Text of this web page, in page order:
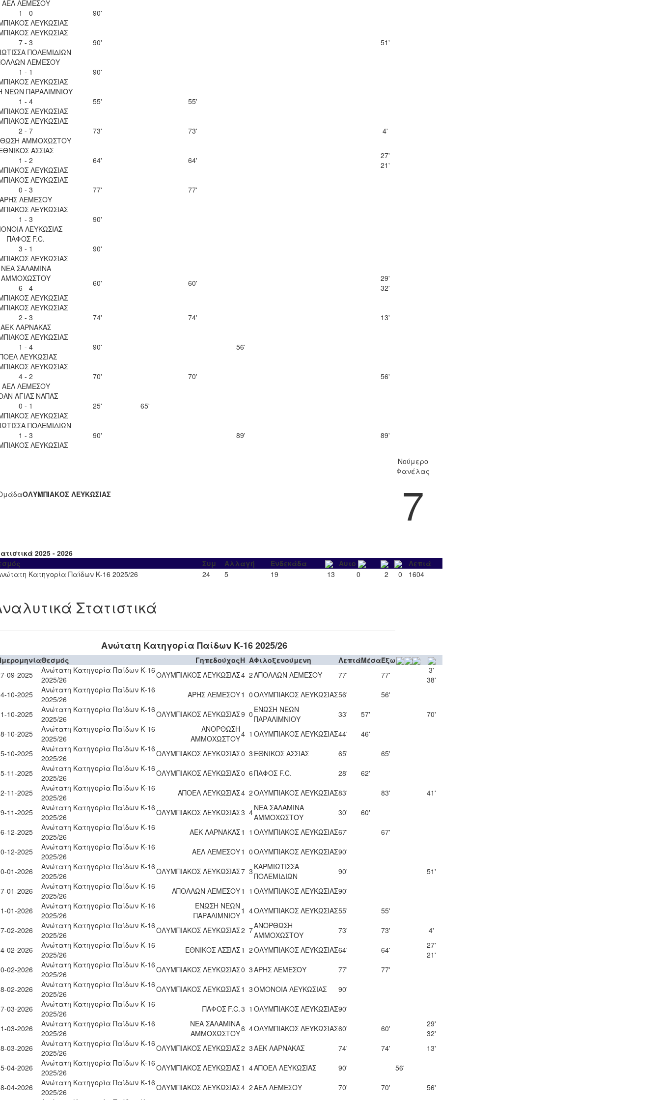
ΑΕΛ ΛΕΜΕΣΟΥ
1 - 0
ΛΕΥΚΩΣΙΑΣ
90'
ΛΕΥΚΩΣΙΑΣ
7 - 3
ΠΟΛΕΜΙΔΙΩΝ
90'
51'
ΛΕΜΕΣΟΥ
1 - 1
ΛΕΥΚΩΣΙΑΣ
90'
ΝΕΩΝ ΠΑΡΑΛΙΜΝΙΟΥ
1 - 4
ΛΕΥΚΩΣΙΑΣ
55'
55'
ΛΕΥΚΩΣΙΑΣ
2 - 7
ΑΜΜΟΧΩΣΤΟΥ
73' 73'
4'
ΑΣΣΙΑΣ
1 - 2
ΛΕΥΚΩΣΙΑΣ
64' 64'
27'
21'
ΛΕΥΚΩΣΙΑΣ
0 - 3
ΑΡΗΣ ΛΕΜΕΣΟΥ
77'
77'
ΛΕΥΚΩΣΙΑΣ
1 - 3
ΛΕΥΚΩΣΙΑΣ
90'
ΠΑΦΟΣ F.C.
3 - 1
ΛΕΥΚΩΣΙΑΣ
90'
ΝΕΑ ΣΑΛΑΜΙΝΑ
ΑΜΜΟΧΩΣΤΟΥ
6 - 4
ΛΕΥΚΩΣΙΑΣ
60' 60'
29'
32'
ΛΕΥΚΩΣΙΑΣ
2 - 3
ΑΕΚ ΛΑΡΝΑΚΑΣ
74' 74'
13'
ΛΕΥΚΩΣΙΑΣ
1 - 4
ΛΕΥΚΩΣΙΑΣ
90'
56'
ΛΕΥΚΩΣΙΑΣ
4 - 2
ΑΕΛ ΛΕΜΕΣΟΥ
70' 70'
56'
ΑΓΙΑΣ ΝΑΠΑΣ
0 - 1
ΛΕΥΚΩΣΙΑΣ
25'
65'
ΠΟΛΕΜΙΔΙΩΝ
1 - 3
ΛΕΥΚΩΣΙΑΣ
90' 89' 89'
ΟΛΥΜΠΙΑΚΟΣ ΛΕΥΚΩΣΙΑΣ
Νούμερο
Φανέλας
7
2025 - 2026
Συμ Αλλαγή Ενδεκάδα Αυτο
Λεπτά
Κατηγορία Παίδων Κ-16 2025/26
24 5 19 13 0 2 0 1604
Στατιστικά
Ανώτατη Κατηγορία Παίδων Κ-16 2025/26
Θεσμός ΓηπεδούχοςH AΦιλοξενούμενη ΛεπτάΜέσαΈξω
09-2025
Ανώτατη Κατηγορία Παίδων Κ-16
2025/26
ΟΛΥΜΠΙΑΚΟΣ ΛΕΥΚΩΣΙΑΣ4 2ΑΠΟΛΛΩΝ ΛΕΜΕΣΟΥ 77' 77'
3'
38'
10-2025
Ανώτατη Κατηγορία Παίδων Κ-16
2025/26
ΑΡΗΣ ΛΕΜΕΣΟΥ1 0ΟΛΥΜΠΙΑΚΟΣ ΛΕΥΚΩΣΙΑΣ56'
56'
10-2025
Ανώτατη Κατηγορία Παίδων Κ-16
2025/26
ΟΛΥΜΠΙΑΚΟΣ ΛΕΥΚΩΣΙΑΣ9 0 ΕΝΩΣΗ ΝΕΩΝ
ΠΑΡΑΛΙΜΝΙΟΥ
33' 57'
70'
10-2025
Ανώτατη Κατηγορία Παίδων Κ-16
2025/26
ΑΝΟΡΘΩΣΗ
ΑΜΜΟΧΩΣΤΟΥ4 1 ΟΛΥΜΠΙΑΚΟΣ ΛΕΥΚΩΣΙΑΣ44'
46'
10-2025
Ανώτατη Κατηγορία Παίδων Κ-16
2025/26
ΟΛΥΜΠΙΑΚΟΣ ΛΕΥΚΩΣΙΑΣ0 3 ΕΘΝΙΚΟΣ ΑΣΣΙΑΣ 65'
65'
11-2025
Ανώτατη Κατηγορία Παίδων Κ-16
2025/26
ΟΛΥΜΠΙΑΚΟΣ ΛΕΥΚΩΣΙΑΣ0 6ΠΑΦΟΣ F.C. 28'
62'
11-2025
Ανώτατη Κατηγορία Παίδων Κ-16
2025/26
ΑΠΟΕΛ ΛΕΥΚΩΣΙΑΣ4 2ΟΛΥΜΠΙΑΚΟΣ ΛΕΥΚΩΣΙΑΣ83' 83'
41'
11-2025
Ανώτατη Κατηγορία Παίδων Κ-16
2025/26
ΟΛΥΜΠΙΑΚΟΣ ΛΕΥΚΩΣΙΑΣ3 4ΝΕΑ ΣΑΛΑΜΙΝΑ
ΑΜΜΟΧΩΣΤΟΥ
30'
60'
12-2025
Ανώτατη Κατηγορία Παίδων Κ-16
2025/26
ΑΕΚ ΛΑΡΝΑΚΑΣ1 1 ΟΛΥΜΠΙΑΚΟΣ ΛΕΥΚΩΣΙΑΣ67'
67'
12-2025
Ανώτατη Κατηγορία Παίδων Κ-16
2025/26
ΑΕΛ ΛΕΜΕΣΟΥ1 0ΟΛΥΜΠΙΑΚΟΣ ΛΕΥΚΩΣΙΑΣ90'
01-2026
Ανώτατη Κατηγορία Παίδων Κ-16
2025/26
ΟΛΥΜΠΙΑΚΟΣ ΛΕΥΚΩΣΙΑΣ7 3 ΚΑΡΜΙΩΤΙΣΣΑ
ΠΟΛΕΜΙΔΙΩΝ
90'
51'
01-2026
Ανώτατη Κατηγορία Παίδων Κ-16
2025/26
ΑΠΟΛΛΩΝ ΛΕΜΕΣΟΥ1 1 ΟΛΥΜΠΙΑΚΟΣ ΛΕΥΚΩΣΙΑΣ90'
01-2026
Ανώτατη Κατηγορία Παίδων Κ-16
2025/26
ΕΝΩΣΗ ΝΕΩΝ
ΠΑΡΑΛΙΜΝΙΟΥ1 4ΟΛΥΜΠΙΑΚΟΣ ΛΕΥΚΩΣΙΑΣ55'
55'
02-2026
Ανώτατη Κατηγορία Παίδων Κ-16
2025/26
ΟΛΥΜΠΙΑΚΟΣ ΛΕΥΚΩΣΙΑΣ2 7ΑΝΟΡΘΩΣΗ
ΑΜΜΟΧΩΣΤΟΥ
73' 73'
4'
02-2026
Ανώτατη Κατηγορία Παίδων Κ-16
2025/26
ΕΘΝΙΚΟΣ ΑΣΣΙΑΣ1 2ΟΛΥΜΠΙΑΚΟΣ ΛΕΥΚΩΣΙΑΣ64' 64'
27'
21'
02-2026
Ανώτατη Κατηγορία Παίδων Κ-16
2025/26
ΟΛΥΜΠΙΑΚΟΣ ΛΕΥΚΩΣΙΑΣ0 3ΑΡΗΣ ΛΕΜΕΣΟΥ 77'
77'
02-2026
Ανώτατη Κατηγορία Παίδων Κ-16
2025/26
ΟΛΥΜΠΙΑΚΟΣ ΛΕΥΚΩΣΙΑΣ1 3ΟΜΟΝΟΙΑ ΛΕΥΚΩΣΙΑΣ
90'
03-2026
Ανώτατη Κατηγορία Παίδων Κ-16
2025/26
ΠΑΦΟΣ F.C.3 1 ΟΛΥΜΠΙΑΚΟΣ ΛΕΥΚΩΣΙΑΣ90'
03-2026
Ανώτατη Κατηγορία Παίδων Κ-16
2025/26
ΝΕΑ ΣΑΛΑΜΙΝΑ
ΑΜΜΟΧΩΣΤΟΥ6 4ΟΛΥΜΠΙΑΚΟΣ ΛΕΥΚΩΣΙΑΣ60' 60'
29'
32'
03-2026
Ανώτατη Κατηγορία Παίδων Κ-16
2025/26
ΟΛΥΜΠΙΑΚΟΣ ΛΕΥΚΩΣΙΑΣ2 3ΑΕΚ ΛΑΡΝΑΚΑΣ 74' 74'
13'
04-2026
Ανώτατη Κατηγορία Παίδων Κ-16
2025/26
ΟΛΥΜΠΙΑΚΟΣ ΛΕΥΚΩΣΙΑΣ1 4ΑΠΟΕΛ ΛΕΥΚΩΣΙΑΣ 90'
56'
04-2026
Ανώτατη Κατηγορία Παίδων Κ-16
2025/26
ΟΛΥΜΠΙΑΚΟΣ ΛΕΥΚΩΣΙΑΣ4 2ΑΕΛ ΛΕΜΕΣΟΥ 70' 70'
56'